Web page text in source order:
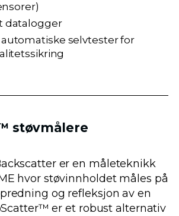
datalogger
selvtester for
støvmålere
er en måleteknikk
hvor støvinnholdet måles på
og refleksjon av en
er et robust alternativ